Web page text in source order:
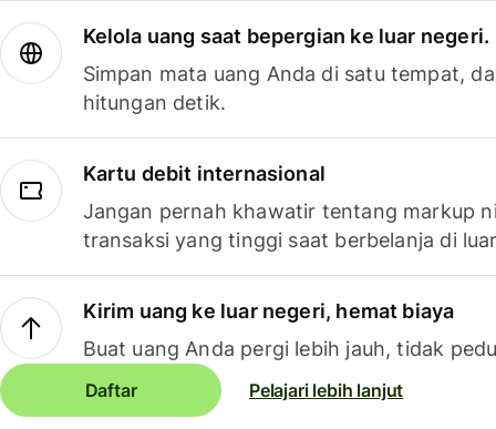
Kelola uang saat bepergian ke luar negeri.
Simpan mata uang Anda di satu tempat,
hitungan detik.
Kartu debit internasional
Jangan pernah khawatir tentang markup
transaksi yang tinggi saat berbelanja di
Kirim uang ke luar negeri, hemat biaya
Buat uang Anda pergi lebih jauh, tidak
Daftar Pelajari lebih lanjut